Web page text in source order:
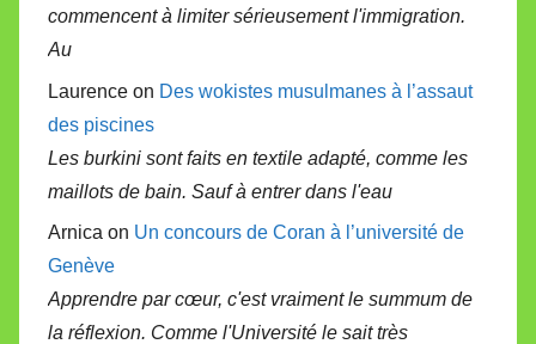
commencent à limiter sérieusement l'immigration.
Au
Laurence on Des wokistes musulmanes à l’assaut
des piscines
Les burkini sont faits en textile adapté, comme les
maillots de bain. Sauf à entrer dans l'eau
Arnica on Un concours de Coran à l’université de
Genève
Apprendre par cœur, c'est vraiment le summum de
la réflexion. Comme l'Université le sait très